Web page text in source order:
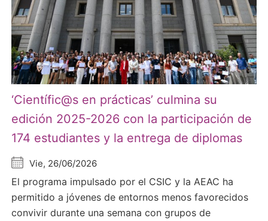
‘Científic@s en prácticas’ culmina su
edición 2025-2026 con la participación de
174 estudiantes y la entrega de diplomas
Vie, 26/06/2026
El programa impulsado por el CSIC y la AEAC ha
permitido a jóvenes de entornos menos favorecidos
convivir durante una semana con grupos de